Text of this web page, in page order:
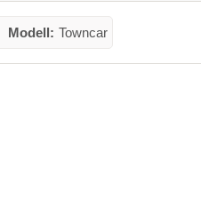
Modell: Towncar